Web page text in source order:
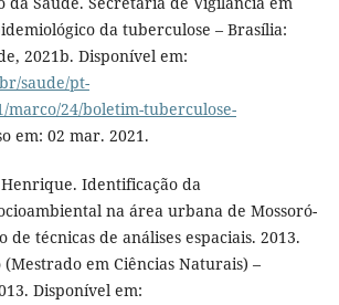
da tuberculose – Brasília:
2021b. Disponível em:
saude/pt-
marco/24/boletim-tuberculose-
em: 02 mar. 2021.
Identificação da
na área urbana de Mossoró-
de técnicas de análises espaciais. 2013.
(Mestrado em Ciências Naturais) –
Disponível em: